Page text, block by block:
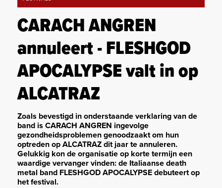
CARACH ANGREN
annuleert - FLESHGOD
APOCALYPSE valt in op
ALCATRAZ
Zoals bevestigd in onderstaande verklaring van de
band is CARACH ANGREN ingevolge
gezondheidsproblemen genoodzaakt om hun
optreden op ALCATRAZ dit jaar te annuleren.
Gelukkig kon de organisatie op korte termijn een
waardige vervanger vinden: de Italiaanse death
metal band FLESHGOD APOCALYPSE debuteert op
het festival.